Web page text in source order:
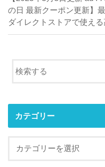
の日 最新クーポン更新】
ダイレクトストアで使え
カテゴリー